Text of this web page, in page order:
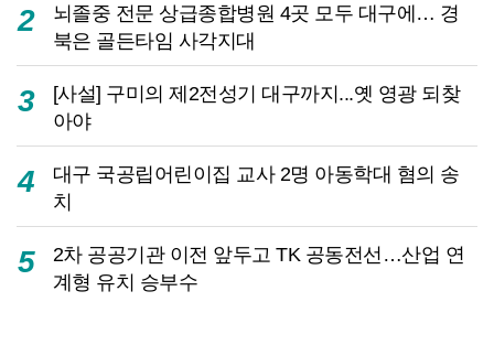
2
뇌졸중 전문 상급종합병원 4곳 모두 대구에… 경
북은 골든타임 사각지대
3
[사설] 구미의 제2전성기 대구까지...옛 영광 되찾
아야
4
대구 국공립어린이집 교사 2명 아동학대 혐의 송
치
5
2차 공공기관 이전 앞두고 TK 공동전선…산업 연
계형 유치 승부수